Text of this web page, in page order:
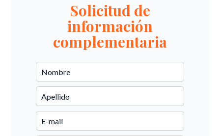
Solicitud de
información
complementaria